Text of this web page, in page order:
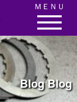
BlogBlog
ＭＥＮＵ